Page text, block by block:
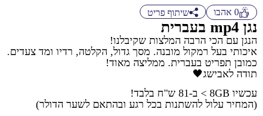
0 אהבו שיתוף פריט
נגן mp4 בעברית
הנגן עם הכי הרבה המלצות שקיבלנו!
איכותי בעל רמקול מובנה. מסך גדול, הקלטה, רדיו ומד צעדים.
כמובן תפריט בעברית. ממליצה מאוד!
תודה לאבישג🖤
עכשיו 8GB > ב-81 ש"ח בלבד!
(המחיר עלול להשתנות בכל רגע ובהתאם לשער הדולר)